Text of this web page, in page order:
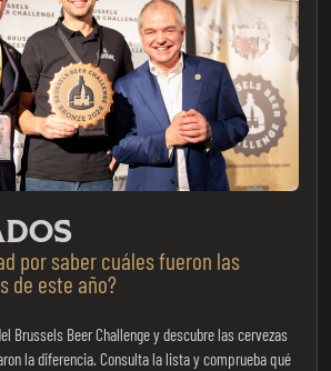
por saber cuáles fueron las
de este año?
Brussels Beer Challenge y descubre las cervezas
la diferencia. Consulta la lista y comprueba qué